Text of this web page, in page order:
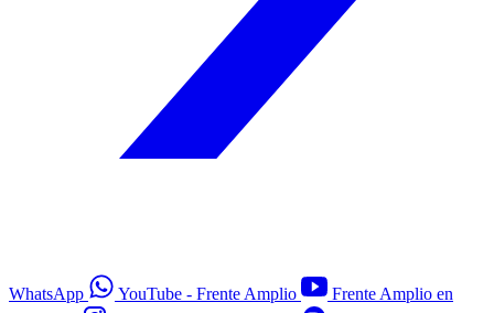
WhatsApp YouTube - Frente Amplio
Frente Amplio en